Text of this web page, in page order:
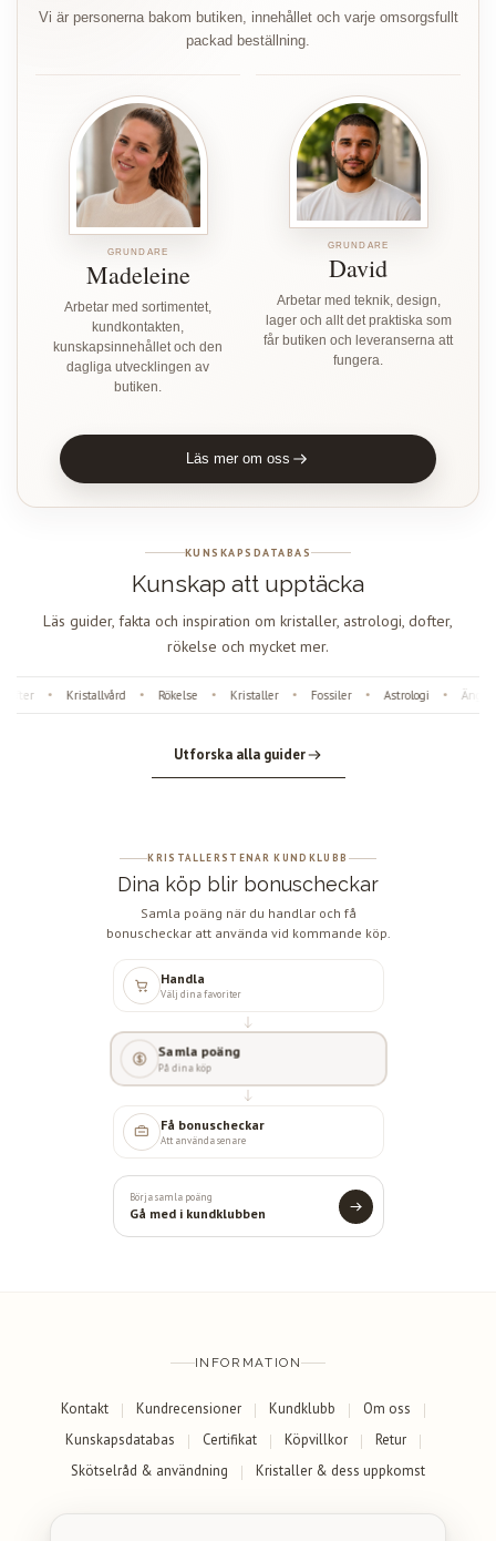
Vi är personerna bakom butiken, innehållet och varje omsorgsfullt
packad beställning.
GRUNDARE
Madeleine
Arbetar med sortimentet,
kundkontakten,
kunskapsinnehållet och den
dagliga utvecklingen av
butiken.
GRUNDARE
David
Arbetar med teknik, design,
lager och allt det praktiska som
får butiken och leveranserna att
fungera.
Läs mer om oss
KUNSKAPSDATABAS
Kunskap att upptäcka
Läs guider, fakta och inspiration om kristaller, astrologi, dofter,
rökelse och mycket mer.
Kristallvård Rökelse Kristaller Fossiler Astrologi
Utforska alla guider
KRISTALLERSTENAR KUNDKLUBB
Dina köp blir bonuscheckar
Samla poäng när du handlar och få
bonuscheckar att använda vid kommande köp.
Handla
Välj dina favoriter
Samla poäng
På dina köp
Få bonuscheckar
Att använda senare
Börja samla poäng
Gå med i kundklubben
INFORMATION
Kontakt Kundrecensioner Kundklubb
Om oss
Kunskapsdatabas
Certifikat Köpvillkor
Retur
Skötselråd & användning
Kristaller & dess uppkomst